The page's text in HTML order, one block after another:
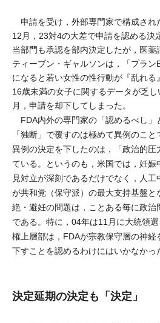
申請を受け，外部専門家で構成され
12月，23対4の大差で申請を認める決
当部門も承認を部内決定したが，医薬
ティーブン・ギャルソンは，「プラン
になると若い女性の性行動が『乱れる
16歳未満の女子に関するデータが乏
月，申請を却下してしまった。
FDA内外の専門家の「認めるべし」
「独断」で覆すのは極めて異例のこ
異例の決定を下したのは，「政治的
ている。というのも，米国では，妊
見対立が深刻であるだけでなく，人
が共和党（保守派）の最大支持基盤と
絶・避妊の問題は，ことある毎に政治
である。特に，04年は11月に大統領
権上層部は，FDAが宗教保守層の神経
下すことを認めるわけにはいかなかっ
決定延期の決定も「決定」